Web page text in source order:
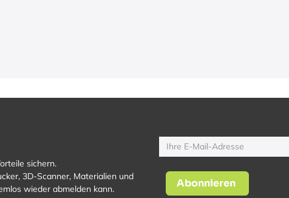
sichern.
3D-Scanner, Materialien und
wieder abmelden kann.
Abonnieren